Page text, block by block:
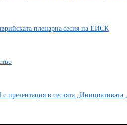
пленарна сесия на ЕИСК
презентация в сесията „Инициативата